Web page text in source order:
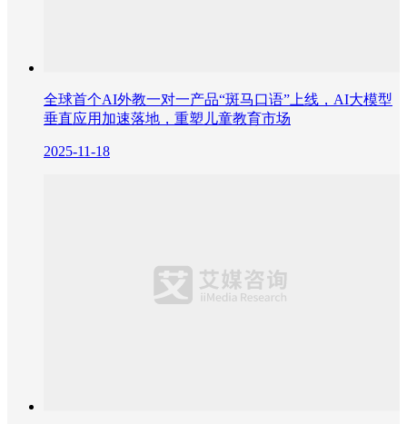
全球首个AI外教一对一产品“斑马口语”上线，AI大模型
垂直应用加速落地，重塑儿童教育市场
2025-11-18